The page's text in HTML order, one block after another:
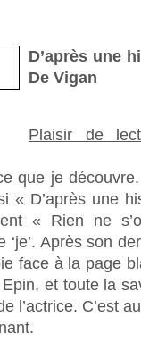
D’après une
De Vigan
Plaisir de
que je
« D’après une
« Rien ne
‘je’. Après son
face à la page
et toute la
l’actrice. C’est